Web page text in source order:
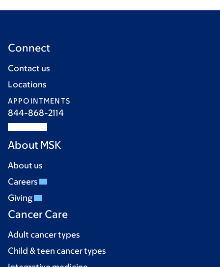
Connect
Contact us
Locations
APPOINTMENTS
844-868-2114
About MSK
About us
Careers
Giving
Cancer Care
Adult cancer types
Child & teen cancer types